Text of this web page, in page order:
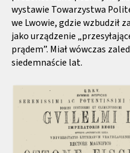
wystawie Towarzystwa
we Lwowie, gdzie wzbudził
jako urządzenie
prądem”. Miał wówczas
siedemnaście lat.
Obraz (old)